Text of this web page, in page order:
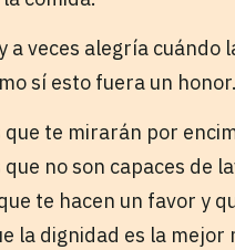
veces alegría cuándo
sí esto fuera un honor.
te mirarán por
no son capaces de
te hacen un favor y
la dignidad es la mejor